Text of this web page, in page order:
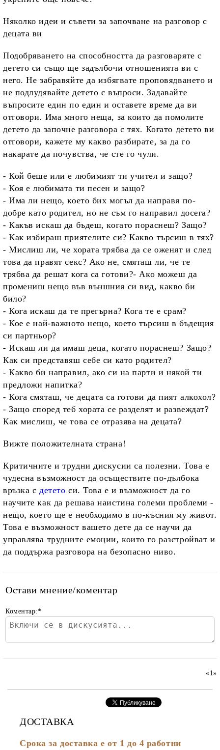
Няколко идеи и съвети за започване на разговор с
децата ви
Подобряването на способността да разговаряте с
детето си също ще задълбочи отношенията ви с
него. Не забравяйте да избягвате проповядването и
не подлудявайте детето с въпроси. Задавайте
въпросите един по един и оставете време да ви
отговори. Има много неща, за които да помолите
детето да започне разговора с тях. Когато детето ви
отговори, кажете му какво разбирате, за да го
накарате да почувства, че сте го чули.
- Кой беше или е любимият ти учител и защо?
- Коя е любимата ти песен и защо?
- Има ли нещо, което бих могъл да направя по-
добре като родител, но не съм го направил досега?
- Какъв искаш да бъдеш, когато пораснеш? Защо?
- Как избираш приятелите си? Какво търсиш в тях?
- Мислиш ли, че хората трябва да се оженят и след
това да правят секс? Ако не, смяташ ли, че те
трябва да решат кога са готови?- Ако можеш да
промениш нещо във външния си вид, какво би
било?
- Кога искаш да те прегърна? Кога те е срам?
- Кое е най-важното нещо, което търсиш в бъдещия
си партньор?
- Искаш ли да имаш деца, когато пораснеш? Защо?
Как си представяш себе си като родител?
- Какво би направил, ако си на парти и някой ти
предложи напитка?
- Кога смяташ, че децата са готови да пият алкохол?
- Защо според теб хората се разделят и развеждат?
Как мислиш, че това се отразява на децата?
Вижте положителната страна!
Критичните и трудни дискусии са полезни. Това е
чудесна възможност да осъществите по-дълбока
връзка сдетето си. Това е и възможност да го
научите как да решава наистина големи проблеми -
нещо, което ще е необходимо в по-късния му живот.
Това е възможност вашето дете да се научи да
управлява трудните емоции, които го разстройват и
да поддържа разговора на безопасно ниво.
Остави мнение/коментар
Коментар:*
«1»
ДОСТАВКА
Срока за доставка е от 1 до 4 работни